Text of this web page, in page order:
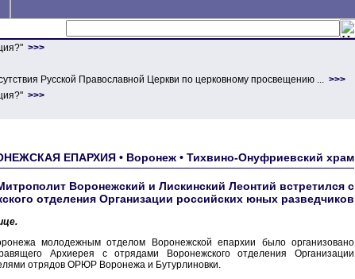
>>>
Русской Православной Церкви по церковному просвещению ... >>>
>>>
ЕПАРХИЯ • Воронеж • Тихвино-Онуфриевский храм
Воронежский и Лискинский Леонтий встретился с
отделения Организации российских юных разведчиков
молодежным отделом Воронежской епархии было организовано
Архиерея с отрядами Воронежского отделения Организации
отрядов ОРЮР Воронежа и Бутурлиновки.